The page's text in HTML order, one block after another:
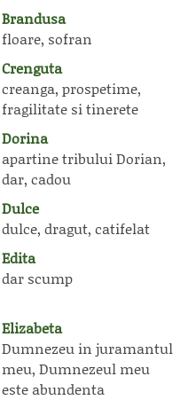
Brandusa
floare, sofran
Crenguta
creanga, prospetime,
fragilitate si tinerete
Dorina
apartine tribului Dorian,
dar, cadou
Dulce
dulce, dragut, catifelat
Edita
dar scump
Elizabeta
Dumnezeu in juramantul
meu, Dumnezeul meu
este abundenta